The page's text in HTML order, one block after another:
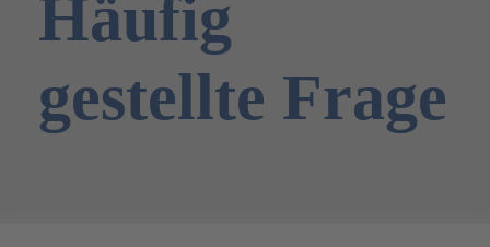
Häufig
gestellte Frage